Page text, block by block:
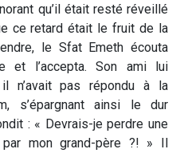
qu’il était resté réveillé
ce retard était le fruit de la
le Sfat Emeth écouta
et l’accepta. Son ami lui
n’avait pas répondu à la
s’épargnant ainsi le dur
: « Devrais-je perdre une
par mon grand-père ?! » Il